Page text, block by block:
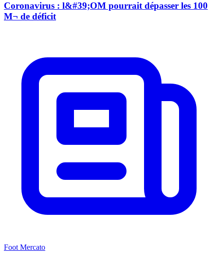
Coronavirus : l&#39;OM pourrait dépasser les 100
M¬ de déficit
Foot Mercato